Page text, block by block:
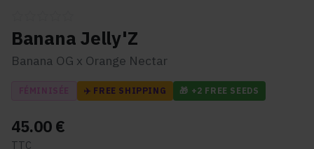
Banana Jelly'Z
Banana OG x Orange Nectar
FÉMINISÉE ✈️ FREE SHIPPING 🎁 +2 FREE SEEDS
45.00 €
TTC